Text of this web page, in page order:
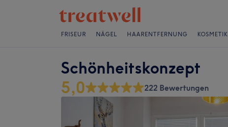
FRISEUR NÄGEL HAARENTFERNUNG KOSMETIK
Schönheitskonzept
5,0 222 Bewertungen